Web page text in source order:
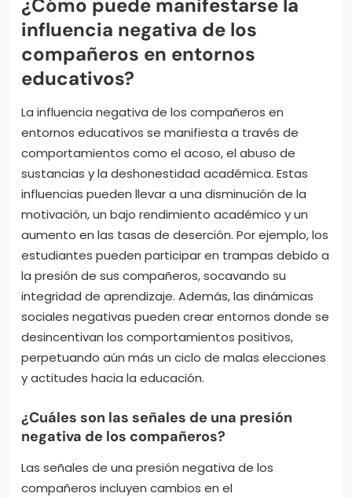
¿Cómo puede manifestarse la
influencia negativa de los
compañeros en entornos
educativos?
La influencia negativa de los compañeros en
entornos educativos se manifiesta a través de
comportamientos como el acoso, el abuso de
sustancias y la deshonestidad académica. Estas
influencias pueden llevar a una disminución de la
motivación, un bajo rendimiento académico y un
aumento en las tasas de deserción. Por ejemplo, los
estudiantes pueden participar en trampas debido a
la presión de sus compañeros, socavando su
integridad de aprendizaje. Además, las dinámicas
sociales negativas pueden crear entornos donde se
desincentivan los comportamientos positivos,
perpetuando aún más un ciclo de malas elecciones
y actitudes hacia la educación.
¿Cuáles son las señales de una presión
negativa de los compañeros?
Las señales de una presión negativa de los
compañeros incluyen cambios en el